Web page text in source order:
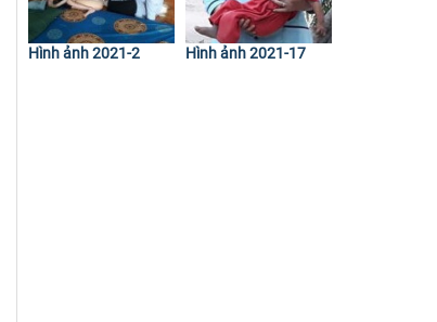
Hình ảnh 2021-2 Hình ảnh 2021-17